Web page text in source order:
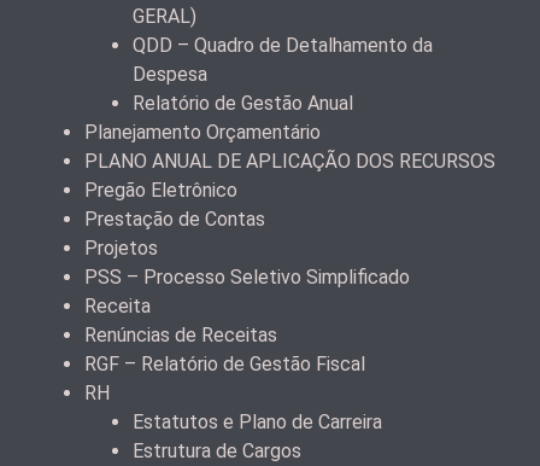
GERAL)
QDD – Quadro de Detalhamento da
Despesa
Relatório de Gestão Anual
Planejamento Orçamentário
PLANO ANUAL DE APLICAÇÃO DOS RECURSOS
Pregão Eletrônico
Prestação de Contas
Projetos
PSS – Processo Seletivo Simplificado
Receita
Renúncias de Receitas
RGF – Relatório de Gestão Fiscal
RH
Estatutos e Plano de Carreira
Estrutura de Cargos